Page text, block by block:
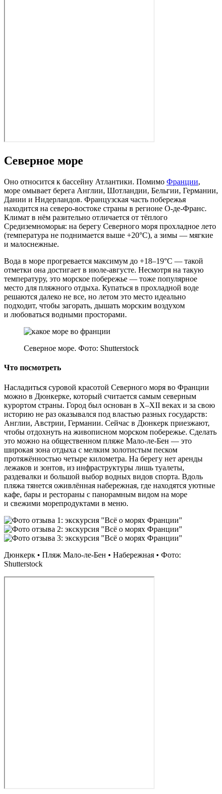
Северное море
Оно относится к бассейну Атлантики. Помимо Франции,
море омывает берега Англии, Шотландии, Бельгии, Германии,
Дании и Нидерландов. Французская часть побережья
находится на северо‑востоке страны в регионе О‑де-Франс.
Климат в нём разительно отличается от тёплого
Средиземноморья: на берегу Северного моря прохладное лето
(температура не поднимается выше +20°C), а зимы — мягкие
и малоснежные.
Вода в море прогревается максимум до +18–19°С — такой
отметки она достигает в июле‑августе. Несмотря на такую
температуру, это морское побережье — тоже популярное
место для пляжного отдыха. Купаться в прохладной воде
решаются далеко не все, но летом это место идеально
подходит, чтобы загорать, дышать морским воздухом
и любоваться водными просторами.
Северное море. Фото: Shutterstock
Что посмотреть
Насладиться суровой красотой Северного моря во Франции
можно в Дюнкерке, который считается самым северным
курортом страны. Город был основан в X–XII веках и за свою
историю не раз оказывался под властью разных государств:
Англии, Австрии, Германии. Сейчас в Дюнкерк приезжают,
чтобы отдохнуть на живописном морском побережье. Сделать
это можно на общественном пляже Мало‑ле‑Бен — это
широкая зона отдыха с мелким золотистым песком
протяжённостью четыре километра. На берегу нет аренды
лежаков и зонтов, из инфраструктуры лишь туалеты,
раздевалки и большой выбор водных видов спорта. Вдоль
пляжа тянется оживлённая набережная, где находятся уютные
кафе, бары и рестораны с панорамным видом на море
и свежими морепродуктами в меню.
Дюнкерк • Пляж Мало‑ле‑Бен • Набережная • Фото:
Shutterstock